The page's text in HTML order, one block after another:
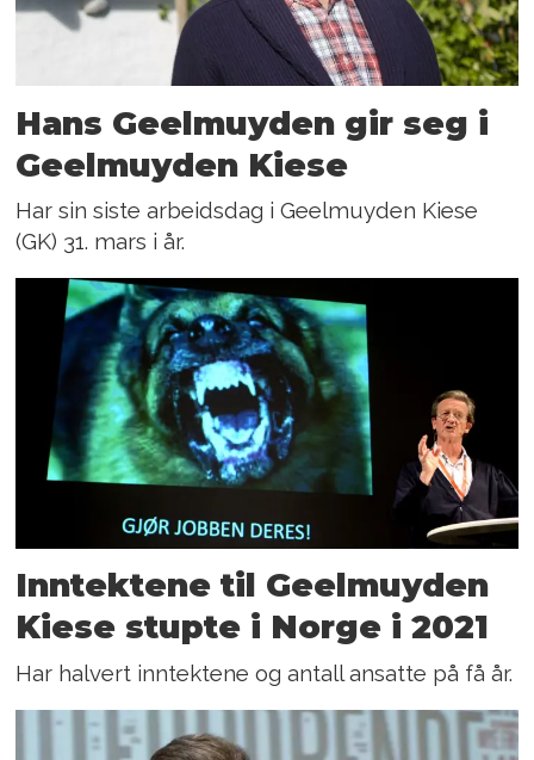
Hans Geelmuyden gir seg i
Geelmuyden Kiese
Har sin siste arbeidsdag i Geelmuyden Kiese
(GK) 31. mars i år.
Inntektene til Geelmuyden
Kiese stupte i Norge i 2021
Har halvert inntektene og antall ansatte på få år.